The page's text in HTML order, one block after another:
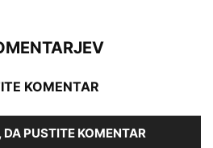
KOMENTAR
DA PUSTITE KOMENTAR